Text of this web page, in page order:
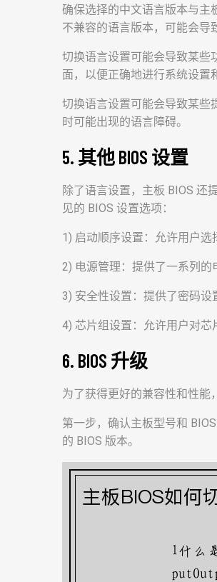
确保选择的中文语言版本与主
不兼容的语言版本，可能会导
切换语言设置可能会导致某些
面，以便正确地进行系统设置
切换语言设置可能会导致某些
时可能出现的语言障碍。
5. 其他 BIOS 设置
除了语言设置，主板 BIOS 还
见的 BIOS 设置选项：
1) 启动顺序设置：允许用户选
2) 电源管理：提供了一系列的
3) 安全性设置：提供了密码设
4) 芯片组设置：允许用户对芯
6. BIOS 升级
为了获得更好的兼容性和性能
第一步，确认主板型号和
的 BIOS 版本。